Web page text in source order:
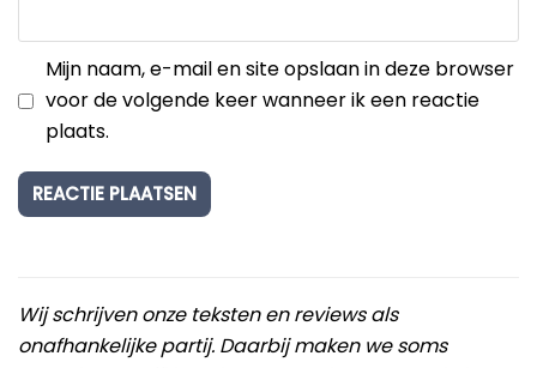
Mijn naam, e-mail en site opslaan in deze browser
voor de volgende keer wanneer ik een reactie
plaats.
Wij schrijven onze teksten en reviews als
onafhankelijke partij. Daarbij maken we soms